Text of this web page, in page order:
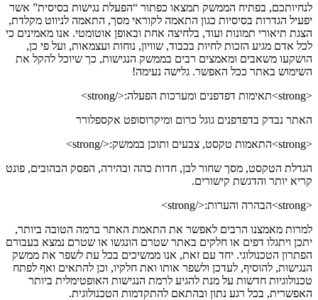
לנחיותכם, בפתיח הממשק תמצאו כפתור “הפעלת נגישות בסיסית” אשר
יפעיל הגדרות בסיסיות כגון התאמה לקוראי מסך, התאמה לניווט מקלדת,
הצגת תיאורי תמונות ועוד, בלחיצה אחת ובאופן אוטומטי. אנו מאמינים כי
לכל אדם מגיע הזכות לחיות בכבוד, שוויון, נוחות ועצמאות, ועל פי כן,
הושקעו משאבים ומאמצים רבים בממשק הנגישות, כך שיוכל להקל את
השימוש באתר ככל האפשר. גלישה נעימה!
<strong>תאימות דפדפנים ומערכות הפעלה:</strong>
האתר נבדק בדפדפנים גוגל כרום ומיקרוסופט אקספלורר
<strong>התאמות טקסט, צבעים ותוכן בממשק:</strong>
הגדלת הטקסט, מסך שחור לבן, חדות כהה ובהירה, הפסק הבהובים, פונט
קריא יותר והדגשת קישורים.
<strong>הבהרה והערות:</strong>
למרות מאמצנו הרבים לאפשר את התאמת האתר ברמה הטובה ביותר,
יתכן ויתגלו דפים או חלקים באתר שטרם הונגשו או שטרם נמצא בעבורם
הפתרון הטכנולוגי. יחד עם זאת, אנו ממשיכים בכל עת לשפר את ממשק
הנגישות, להוסיף, לעדכן ולשפר אותו ואת חלקיו, וכן להתאים ואף לפתח
טכנולוגיות חדשות על מנת להגיע לרמת הנגישות האופטימלית ביותר
האפשרית, בכל רגע נתון ובהתאם להתקדמות הטכנולוגית.